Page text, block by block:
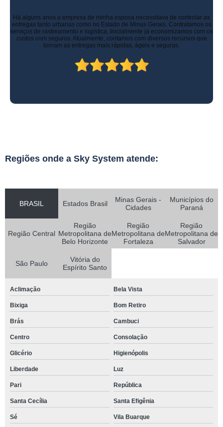
Há alguns anos a empresa de minha esposa necessitava de controlar as
entregas tanto urbanas como no Estado de Minas Gerais. Contratamos os
serviços de rastreamento e logística. Inicialmente já economizamos com os
custos com seguros. Atualmente, contamos com diversos recursos que
tornam as entregas mais rápidas, ágeis e seguras.
Regiões onde a Sky System atende:
BRASIL Estados Brasil
Minas Gerais -
Cidades
Municípios do
Paraná
Região Central
Região
Metropolitana de
Belo Horizonte
Região
Metropolitana de
Fortaleza
Região
Metropolitana de
Salvador
São Paulo
Vitória do
Espírito Santo
Aclimação Bela Vista
Bixiga Bom Retiro
Brás Cambuci
Centro Consolação
Glicério Higienópolis
Liberdade Luz
Pari República
Santa Cecília Santa Efigênia
Sé
Vila Buarque